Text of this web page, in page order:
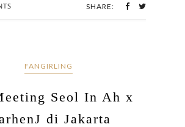
SHARE:
FANGIRLING
Seol In Ah x
di Jakarta